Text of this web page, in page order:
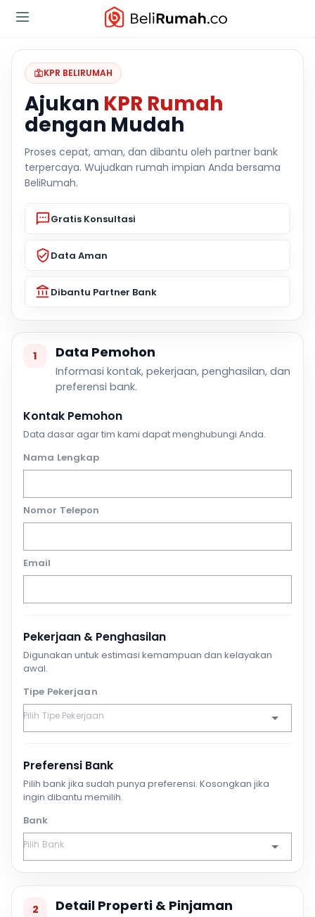
KPR BELIRUMAH
Ajukan KPR Rumah
dengan Mudah
Proses cepat, aman, dan dibantu oleh partner bank
terpercaya. Wujudkan rumah impian Anda bersama
BeliRumah.
Gratis Konsultasi
Data Aman
Dibantu Partner Bank
1 Data Pemohon
Informasi kontak, pekerjaan, penghasilan, dan
preferensi bank.
Kontak Pemohon
Data dasar agar tim kami dapat menghubungi Anda.
Nama Lengkap
Nomor Telepon
Email
Pekerjaan & Penghasilan
Digunakan untuk estimasi kemampuan dan kelayakan
awal.
Tipe Pekerjaan
Preferensi Bank
Pilih bank jika sudah punya preferensi. Kosongkan jika
ingin dibantu memilih.
Bank
2 Detail Properti & Pinjaman